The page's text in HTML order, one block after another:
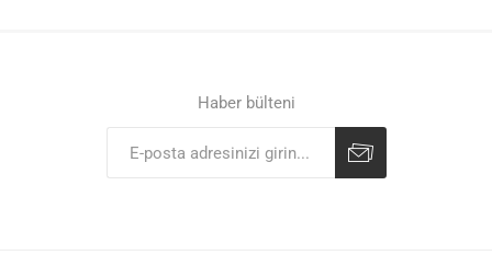
Haber bülteni